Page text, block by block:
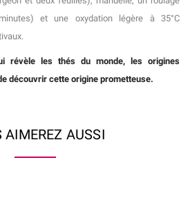
et une oxydation légère à 35°C
révèle les thés du monde, les origines
découvrir cette origine prometteuse.
AIMEREZ AUSSI